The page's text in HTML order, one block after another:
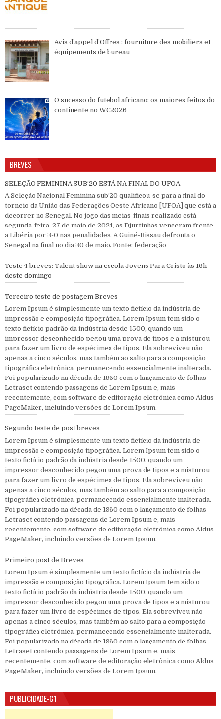
Avis d’appel d’Offres : fourniture des mobiliers et
équipements de bureau
O sucesso do futebol africano: os maiores feitos do
continente no WC2026
BREVES
SELEÇÃO FEMININA SUB’20 ESTÁ NA FINAL DO UFOA
A Seleção Nacional Feminina sub’20 qualificou-se para a final do
torneio da União das Federações Oeste Africano [UFOA] que está a
decorrer no Senegal. No jogo das meias-finais realizado está
segunda-feira, 27 de maio de 2024, as Djurtinhas venceram frente
a Libéria por 3-0 nas penalidades. A Guiné-Bissau defronta o
Senegal na final no dia 30 de maio. Fonte: federação
Teste 4 breves: Talent show na escola Jovens Para Cristo às 16h
deste domingo
Terceiro teste de postagem Breves
Lorem Ipsum é simplesmente um texto fictício da indústria de
impressão e composição tipográfica. Lorem Ipsum tem sido o
texto fictício padrão da indústria desde 1500, quando um
impressor desconhecido pegou uma prova de tipos e a misturou
para fazer um livro de espécimes de tipos. Ela sobreviveu não
apenas a cinco séculos, mas também ao salto para a composição
tipográfica eletrônica, permanecendo essencialmente inalterada.
Foi popularizado na década de 1960 com o lançamento de folhas
Letraset contendo passagens de Lorem Ipsum e, mais
recentemente, com software de editoração eletrônica como Aldus
PageMaker, incluindo versões de Lorem Ipsum.
Segundo teste de post breves
Lorem Ipsum é simplesmente um texto fictício da indústria de
impressão e composição tipográfica. Lorem Ipsum tem sido o
texto fictício padrão da indústria desde 1500, quando um
impressor desconhecido pegou uma prova de tipos e a misturou
para fazer um livro de espécimes de tipos. Ela sobreviveu não
apenas a cinco séculos, mas também ao salto para a composição
tipográfica eletrônica, permanecendo essencialmente inalterada.
Foi popularizado na década de 1960 com o lançamento de folhas
Letraset contendo passagens de Lorem Ipsum e, mais
recentemente, com software de editoração eletrônica como Aldus
PageMaker, incluindo versões de Lorem Ipsum.
Primeiro post de Breves
Lorem Ipsum é simplesmente um texto fictício da indústria de
impressão e composição tipográfica. Lorem Ipsum tem sido o
texto fictício padrão da indústria desde 1500, quando um
impressor desconhecido pegou uma prova de tipos e a misturou
para fazer um livro de espécimes de tipos. Ela sobreviveu não
apenas a cinco séculos, mas também ao salto para a composição
tipográfica eletrônica, permanecendo essencialmente inalterada.
Foi popularizado na década de 1960 com o lançamento de folhas
Letraset contendo passagens de Lorem Ipsum e, mais
recentemente, com software de editoração eletrônica como Aldus
PageMaker, incluindo versões de Lorem Ipsum.
PUBLICIDADE-G1